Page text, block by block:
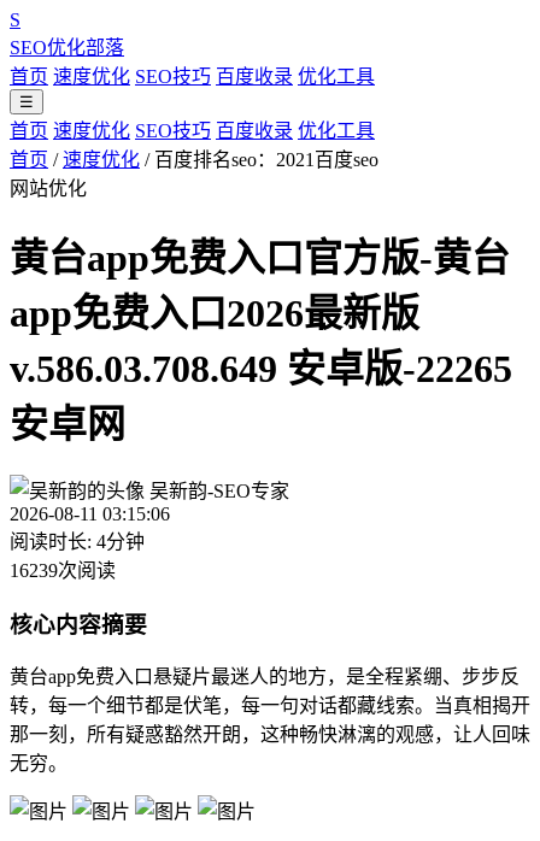
S
SEO优化部落
首页 速度优化 SEO技巧 百度收录 优化工具
☰
首页 速度优化 SEO技巧 百度收录 优化工具
首页 / 速度优化 / 百度排名seo：2021百度seo
网站优化
黄台app免费入口官方版-黄台
app免费入口2026最新版
v.586.03.708.649 安卓版-22265
安卓网
吴新韵-SEO专家
2026-08-11 03:15:06
阅读时长: 4分钟
16239次阅读
核心内容摘要
黄台app免费入口悬疑片最迷人的地方，是全程紧绷、步步反
转，每一个细节都是伏笔，每一句对话都藏线索。当真相揭开
那一刻，所有疑惑豁然开朗，这种畅快淋漓的观感，让人回味
无穷。